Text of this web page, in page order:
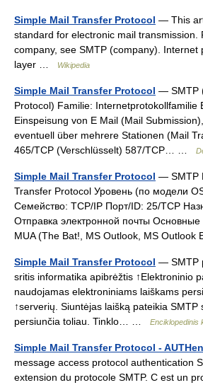
Simple Mail Transfer Protocol — This
standard for electronic mail transmission.
company, see SMTP (company). Internet
layer …
Wikipedia
Simple Mail Transfer Protocol — SMTP
Protocol) Familie: Internetprotokollfamilie
Einspeisung von E Mail (Mail
eventuell über mehrere Stationen (Mail
465/TCP (Verschlüsselt) 587/TCP… …
Simple Mail Transfer Protocol — SMTP
Transfer Protocol Уровень (по модели
Семейство: TCP/IP Порт/ID: 25/TCP
Отправка электронной почты
MUA (The Bat!, MS Outlook, MS
Simple Mail Transfer Protocol — SMTP
sritis informatika apibrėžtis ↑Elektroninio
naudojamas elektroniniams laiškams
↑serverių. Siuntėjas laišką pateikia SMTP
persiunčia toliau. Tinklo… …
Enciklopedinis
Simple Mail Transfer Protocol -
message access protocol authentication
extension du protocole SMTP. C est un